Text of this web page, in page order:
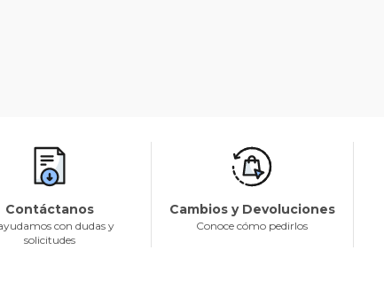
Contáctanos
con dudas y
solicitudes
Cambios y Devoluciones
Conoce cómo pedirlos